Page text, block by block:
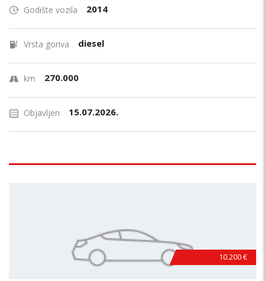
Godište vozila 2014
Vrsta goriva diesel
km 270.000
Objavljen 15.07.2026.
10.200 €